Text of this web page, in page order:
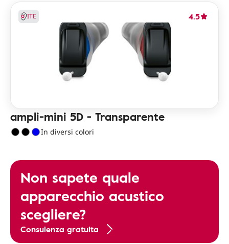
ITE 4.5
ampli-mini 5D - Transparente
In diversi colori
Non sapete quale
apparecchio acustico
scegliere?
Consulenza gratuita